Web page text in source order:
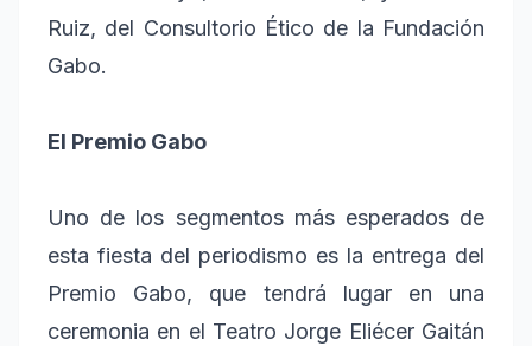
Ruiz, del Consultorio Ético de la Fundación
Gabo.
El Premio Gabo
Uno de los segmentos más esperados de
esta fiesta del periodismo es la entrega del
Premio Gabo, que tendrá lugar en una
ceremonia en el Teatro Jorge Eliécer Gaitán